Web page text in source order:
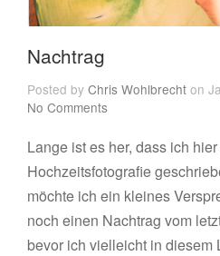
Nachtrag
Posted by Chris Wohlbrecht on
No Comments
Lange ist es her, dass ich
Hochzeitsfotografie
möchte ich ein kleines
noch einen Nachtrag vom
bevor ich vielleicht in diesem